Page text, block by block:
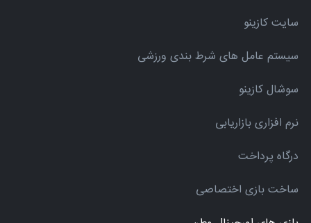
سایت کازینو
سیستم عامل های شرط بندی ورزشی
سوشال کازینو
نرم افزاری بازاریابی
درگاه پرداخت
ساخت بازی اختصاصی